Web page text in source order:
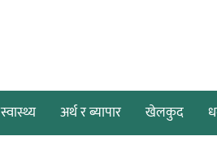
स्वास्थ्य अर्थ र ब्यापार खेलकुद